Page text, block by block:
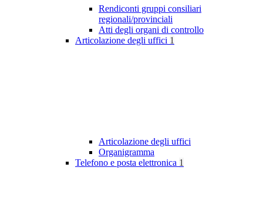
Rendiconti gruppi consiliari
regionali/provinciali
Atti degli organi di controllo
Articolazione degli uffici 1
Articolazione degli uffici
Organigramma
Telefono e posta elettronica 1